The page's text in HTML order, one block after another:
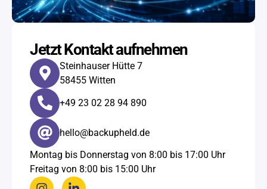
Jetzt Kontakt aufnehmen
Steinhauser Hütte 7
58455 Witten
+49 23 02 28 94 890​
hello@backupheld.de
Montag bis Donnerstag von 8:00 bis 17:00 Uhr
Freitag von 8:00 bis 15:00 Uhr